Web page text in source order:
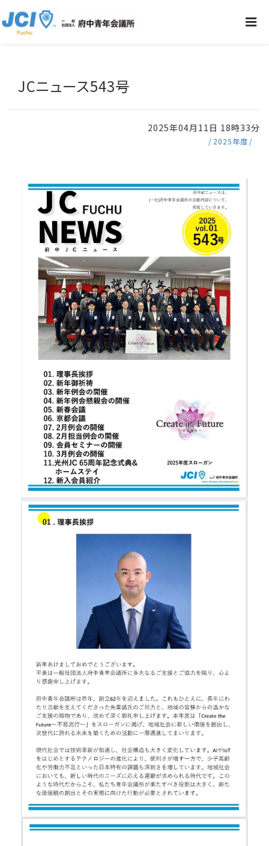
JCニュース543号
2025年04月11日 18時33分
2025年度